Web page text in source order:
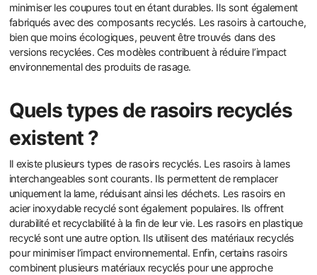
minimiser les coupures tout en étant durables. Ils sont également
fabriqués avec des composants recyclés. Les rasoirs à cartouche,
bien que moins écologiques, peuvent être trouvés dans des
versions recyclées. Ces modèles contribuent à réduire l’impact
environnemental des produits de rasage.
Quels types de rasoirs recyclés
existent ?
Il existe plusieurs types de rasoirs recyclés. Les rasoirs à lames
interchangeables sont courants. Ils permettent de remplacer
uniquement la lame, réduisant ainsi les déchets. Les rasoirs en
acier inoxydable recyclé sont également populaires. Ils offrent
durabilité et recyclabilité à la fin de leur vie. Les rasoirs en plastique
recyclé sont une autre option. Ils utilisent des matériaux recyclés
pour minimiser l’impact environnemental. Enfin, certains rasoirs
combinent plusieurs matériaux recyclés pour une approche